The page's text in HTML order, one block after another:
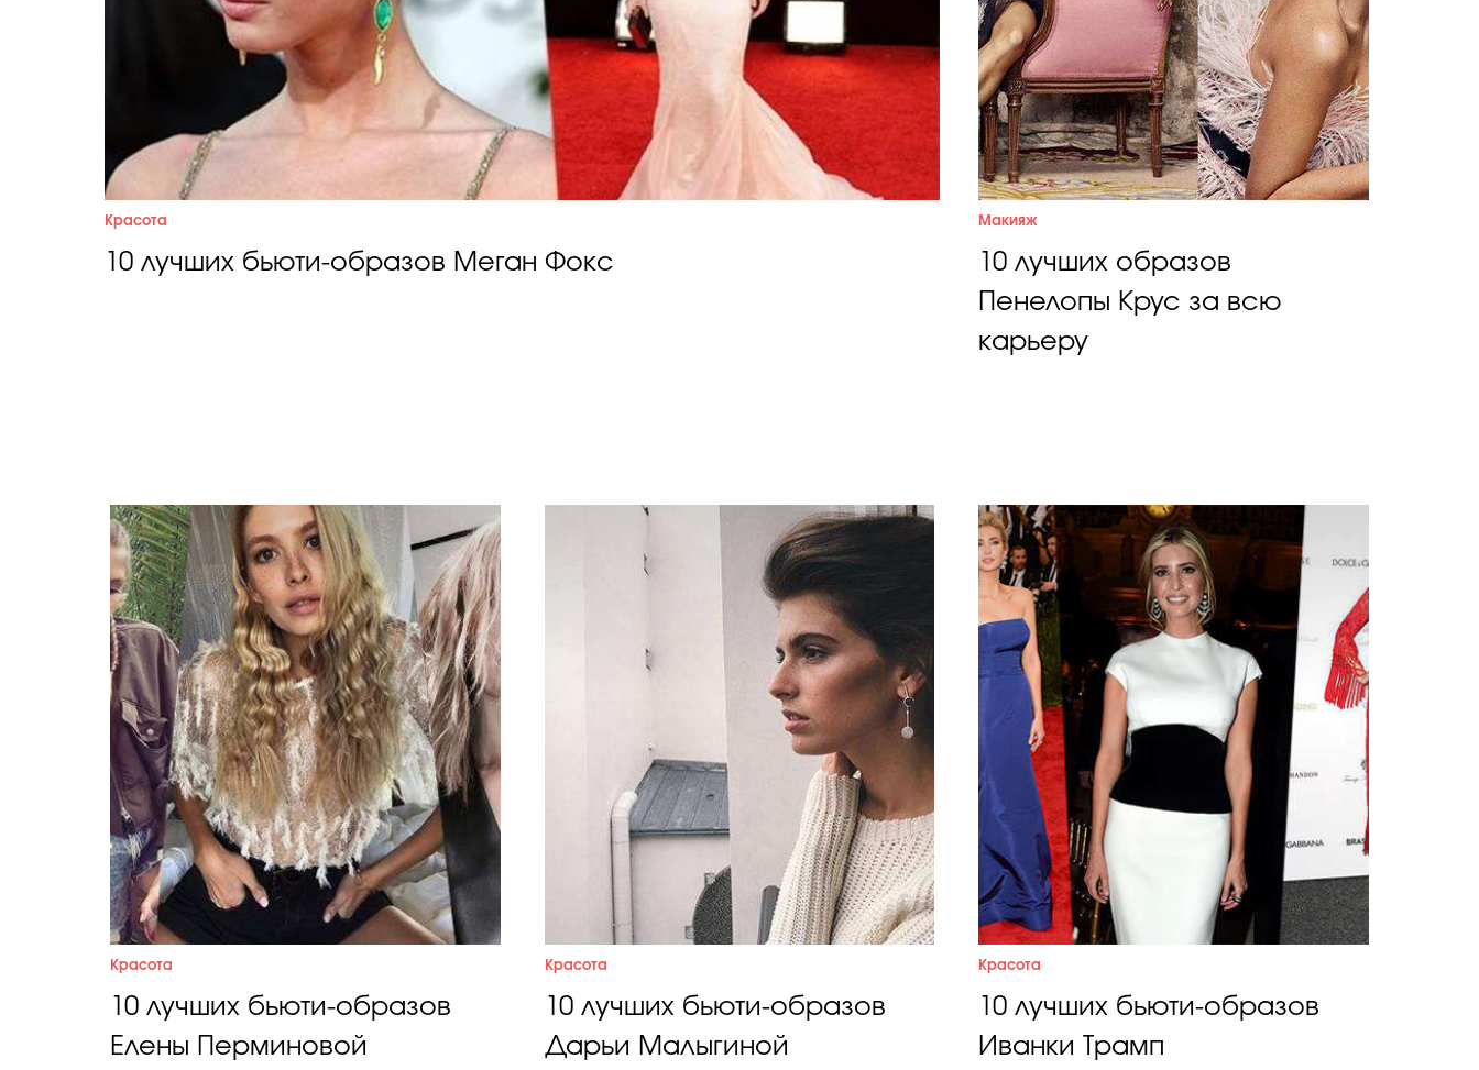
Красота
10 лучших бьюти-образов Меган Фокс
Макияж
10 лучших образов
Пенелопы Крус за всю
карьеру
Красота
10 лучших бьюти-образов
Елены Перминовой
Красота
10 лучших бьюти-образов
Дарьи Малыгиной
Красота
10 лучших бьюти-образов
Иванки Трамп